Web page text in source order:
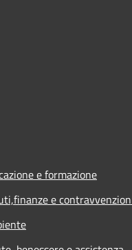
e formazione
e